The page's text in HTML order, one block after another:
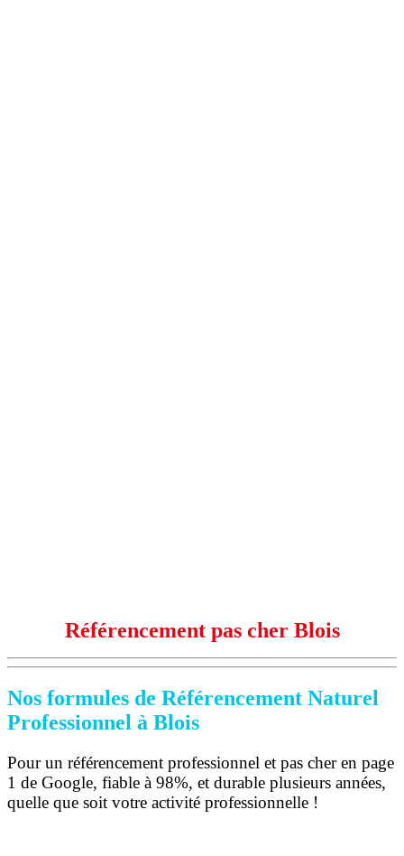
Référencement pas cher Blois
Nos formules de Référencement Naturel
Professionnel à Blois
Pour un référencement professionnel et pas cher en page
1 de Google, fiable à 98%, et durable plusieurs années,
quelle que soit votre activité professionnelle !